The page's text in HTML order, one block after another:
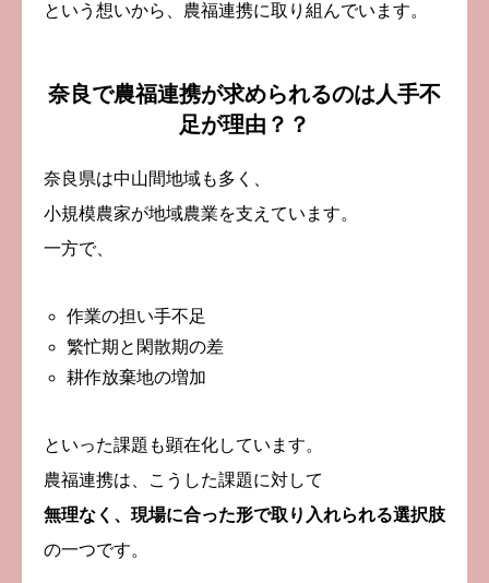
という想いから、農福連携に取り組んでいます。
奈良で農福連携が求められるのは人手不
足が理由？？
奈良県は中山間地域も多く、
小規模農家が地域農業を支えています。
一方で、
作業の担い手不足
繁忙期と閑散期の差
耕作放棄地の増加
といった課題も顕在化しています。
農福連携は、こうした課題に対して
無理なく、現場に合った形で取り入れられる選択肢
の一つです。